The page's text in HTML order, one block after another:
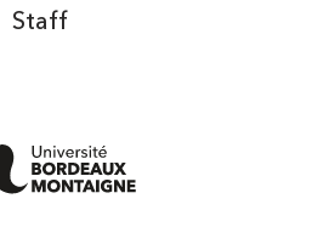
Staff